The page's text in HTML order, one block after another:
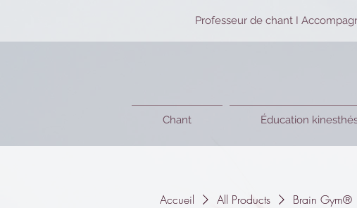
Professeur de chant I
Chant Éducation
Accueil All Products Brain